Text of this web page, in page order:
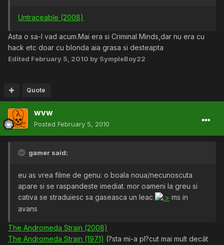
Untraceable (2008)
Asta o sa-l vad acum.Mai era si Criminal Minds,dar nu era cu
hack etc doar cu blonda aia grasa si desteapta
Edited February 5, 2010 by SympleBoy22
Quote
wvw
Posted February 5, 2010
gamer said:
eu as vrea filme de genu: o boala noua/necunoscuta
apare si se raspandeste imediat. mor oameni la greu si
cativa se straduiesc sa gaseasca un leac
ms in
avans
The Andromeda Strain (2008)
The Andromeda Strain (1971) (?sta mi-a pl?cut mai mult decât